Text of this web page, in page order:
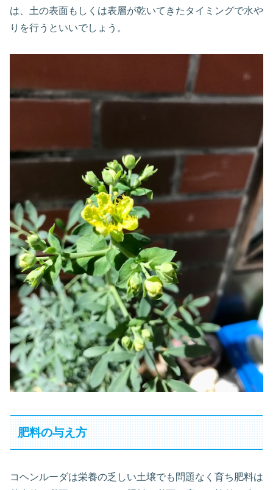
は、土の表面もしくは表層が乾いてきたタイミングで水や
りを行うといいでしょう。
肥料の与え方
コヘンルーダは栄養の乏しい土壌でも問題なく育ち肥料は